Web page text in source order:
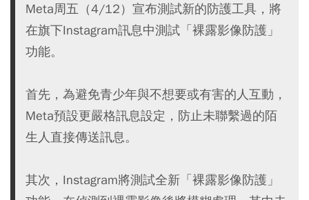
Meta周五（4/12）宣布測試新的防護工具，將
在旗下Instagram訊息中測試「裸露影像防護」
功能。
首先，為避免青少年與不想要或有害的人互動，
Meta預設更嚴格訊息設定，防止未聯繫過的陌
生人直接傳送訊息。
其次，Instagram將測試全新「裸露影像防護」